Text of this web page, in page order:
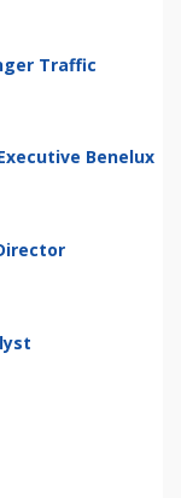
Traffic
Benelux